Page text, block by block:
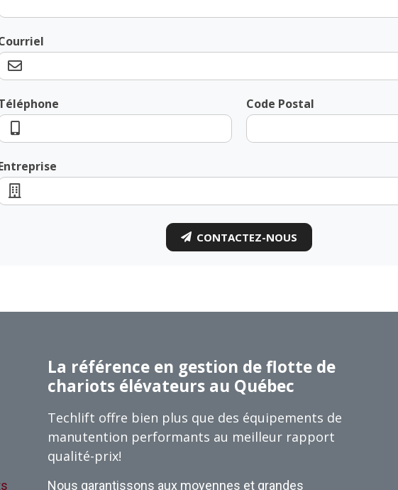
Code Postal
CONTACTEZ-NOUS
La référence en gestion de flotte de
chariots élévateurs au Québec
Techlift offre bien plus que des équipements de
manutention performants au meilleur rapport
qualité-prix!
Nous garantissons aux moyennes et grandes